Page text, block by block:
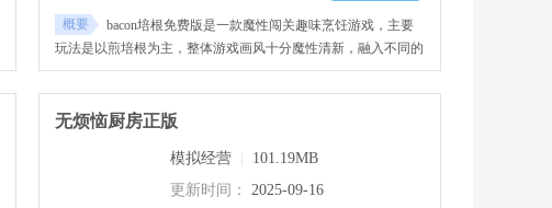
概要
bacon培根免费版是一款魔性闯关趣味烹饪游戏，主要
玩法是以煎培根为主，整体游戏画风十分魔性清新，融入不同的
难度的关卡以及多样化食物的混搭，玩家将灵活的操控锅展现高
超的颠锅技巧，注意火候与技巧，防止煎糊，轻松烹饪出一道又
一道美味的培根混搭食物，感兴趣的玩家千万不要错过哦!
无烦恼厨房正版
模拟经营
101.19MB
更新时间：
2025-09-16